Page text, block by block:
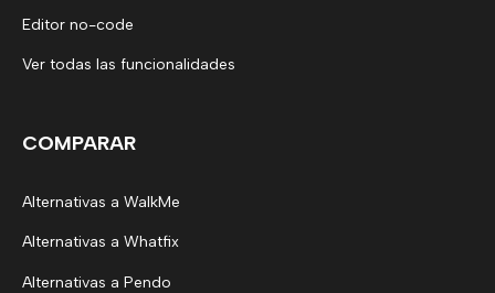
Editor no-code
Ver todas las funcionalidades
COMPARAR
Alternativas a WalkMe
Alternativas a Whatfix
Alternativas a Pendo